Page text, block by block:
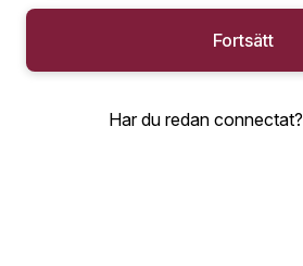
Fortsätt
Har du redan connectat?